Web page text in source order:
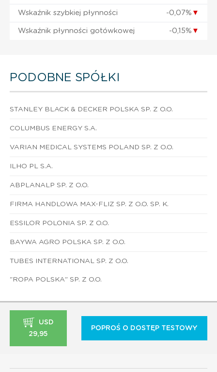
Wskaźnik szybkiej płynności -0,07% ▼
Wskaźnik płynności gotówkowej -0,15% ▼
PODOBNE SPÓŁKI
STANLEY BLACK & DECKER POLSKA SP. Z O.O.
COLUMBUS ENERGY S.A.
VARIAN MEDICAL SYSTEMS POLAND SP. Z O.O.
ILHO PL S.A.
ABPLANALP SP. Z O.O.
FIRMA HANDLOWA MAX-FLIZ SP. Z O.O. SP. K.
ESSILOR POLONIA SP. Z O.O.
BAYWA AGRO POLSKA SP. Z O.O.
TUBES INTERNATIONAL SP. Z O.O.
"ROPA POLSKA" SP. Z O.O.
USD
29,95
POPROŚ O DOSTĘP TESTOWY